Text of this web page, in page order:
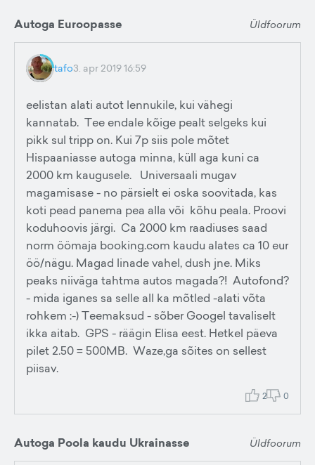
Autoga Euroopasse Üldfoorum
tafo3. apr 2019 16:59
eelistan alati autot lennukile, kui vähegi
kannatab. Tee endale kõige pealt selgeks kui
pikk sul tripp on. Kui 7p siis pole mõtet
Hispaaniasse autoga minna, küll aga kuni ca
2000 km kaugusele. Universaali mugav
magamisase - no pärsielt ei oska soovitada, kas
koti pead panema pea alla või kõhu peala. Proovi
koduhoovis järgi. Ca 2000 km raadiuses saad
norm öömaja booking.com kaudu alates ca 10 eur
öö/nägu. Magad linade vahel, dush jne. Miks
peaks niiväga tahtma autos magada?! Autofond?
- mida iganes sa selle all ka mõtled -alati võta
rohkem :-) Teemaksud - sõber Googel tavaliselt
ikka aitab. GPS - räägin Elisa eest. Hetkel päeva
pilet 2.50 = 500MB. Waze,ga sõites on sellest
piisav.
2 0
Autoga Poola kaudu Ukrainasse Üldfoorum